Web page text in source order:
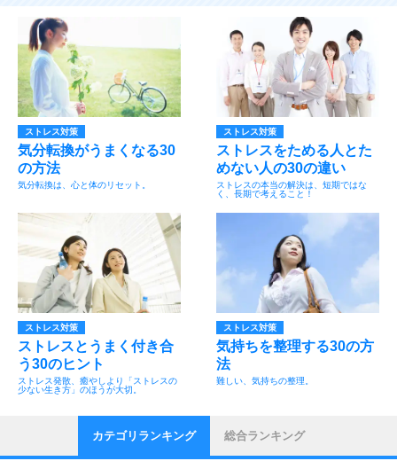
ストレス対策
気分転換がうまくなる30
の方法
気分転換は、心と体のリセット。
ストレス対策
ストレスをためる人とた
めない人の30の違い
ストレスの本当の解決は、短期ではな
く、長期で考えること！
ストレス対策
ストレスとうまく付き合
う30のヒント
ストレス発散、癒やしより「ストレスの
少ない生き方」のほうが大切。
ストレス対策
気持ちを整理する30の方
法
難しい、気持ちの整理。
カテゴリランキング 総合ランキング